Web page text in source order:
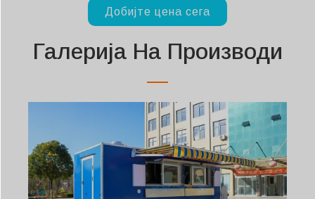
Добијте цена сега
Галерија На Производи